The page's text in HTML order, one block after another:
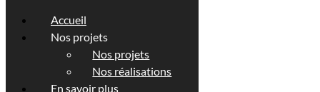
Accueil
Nos projets
Nos projets
Nos réalisations
En savoir plus